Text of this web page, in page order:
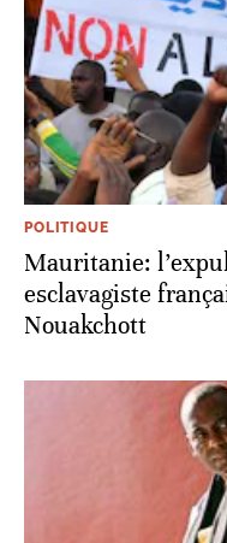
POLITIQUE
Mauritanie:
esclavagiste
Nouakchott